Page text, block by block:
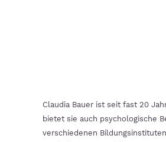
Claudia Bauer ist seit fast 20
bietet sie auch psychologische
verschiedenen